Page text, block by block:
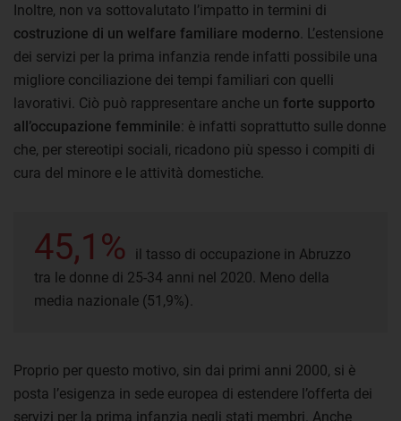
Inoltre, non va sottovalutato l’impatto in termini di
costruzione di un welfare familiare moderno . L’estensione
dei servizi per la prima infanzia rende infatti possibile una
migliore conciliazione dei tempi familiari con quelli
lavorativi. Ciò può rappresentare anche un forte supporto
all’occupazione femminile: è infatti soprattutto sulle donne
che, per stereotipi sociali, ricadono più spesso i compiti di
cura del minore e le attività domestiche.
45,1%
il tasso di occupazione in Abruzzo
tra le donne di 25-34 anni nel 2020. Meno della
media nazionale (51,9%).
Proprio per questo motivo, sin dai primi anni 2000, si è
posta l’esigenza in sede europea di estendere l’offerta dei
servizi per la prima infanzia negli stati membri. Anche